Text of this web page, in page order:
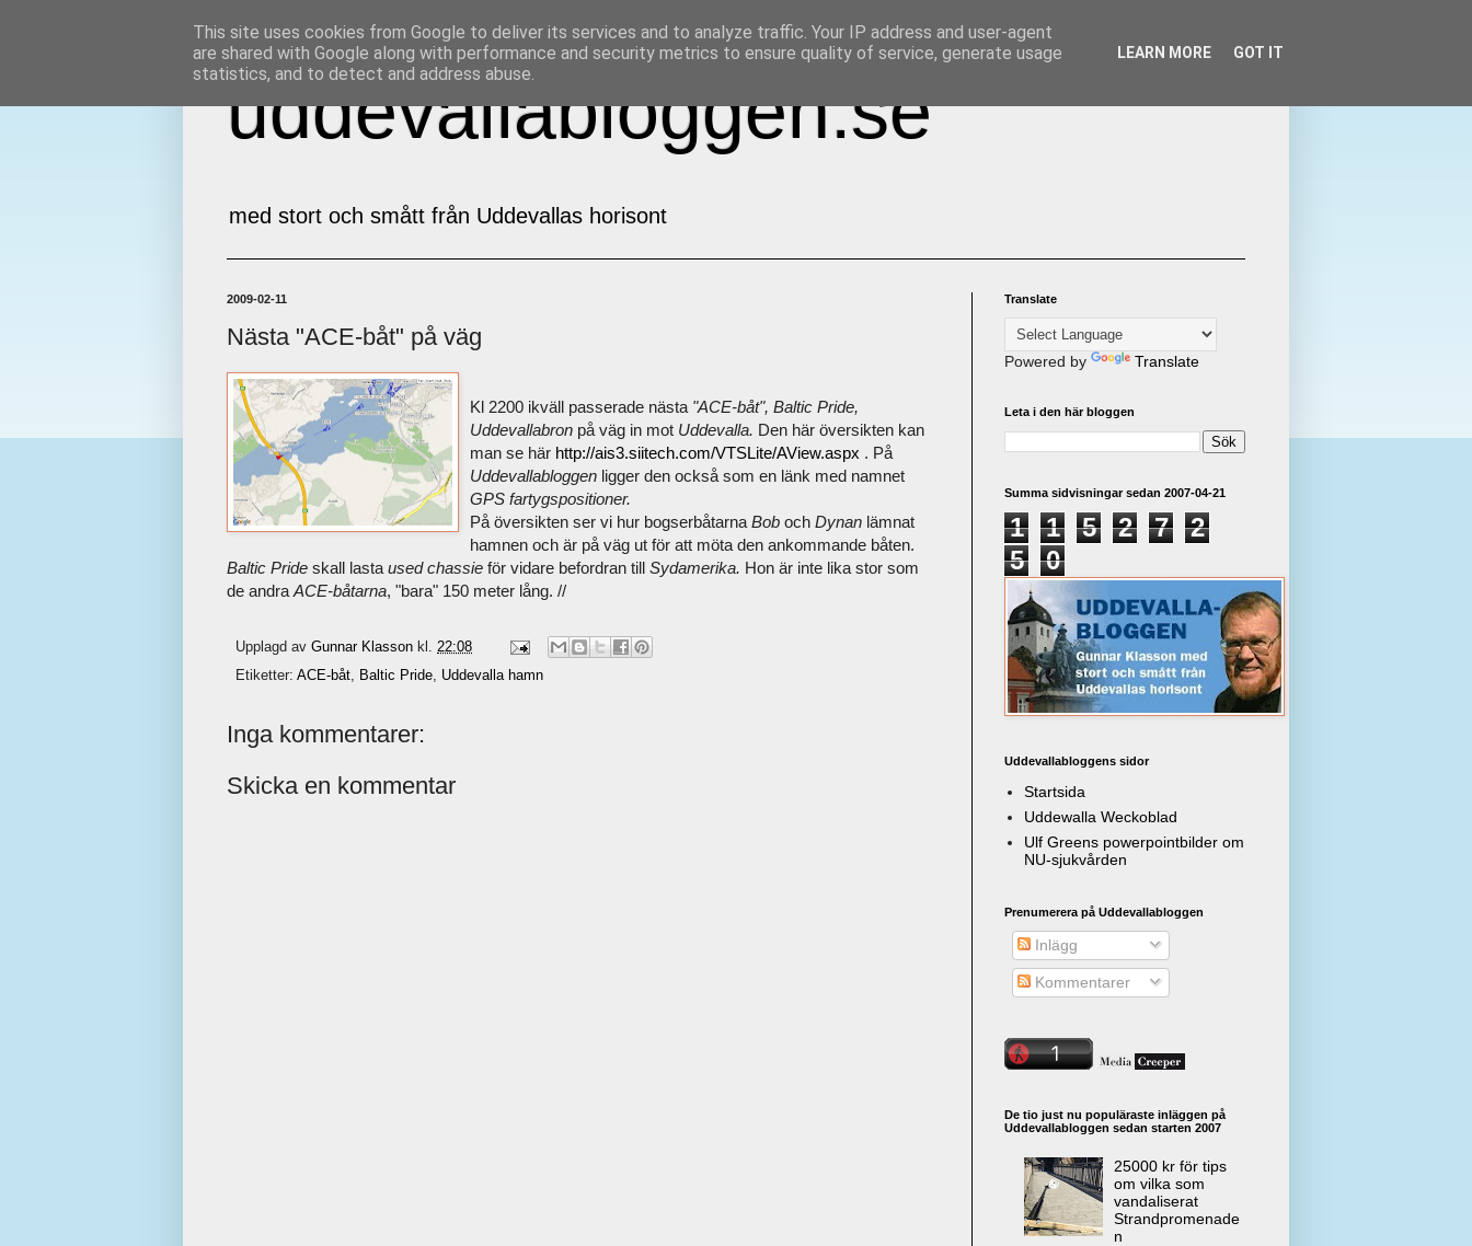
uddevallabloggen.se
med stort och smått från Uddevallas horisont
2009-02-11
Nästa "ACE-båt" på väg
Kl 2200 ikväll passerade nästa "ACE-båt", Baltic Pride,
Uddevallabron på väg in mot Uddevalla. Den här översikten kan
man se här http://ais3.siitech.com/VTSLite/AView.aspx . På
Uddevallabloggen ligger den också som en länk med namnet
GPS fartygspositioner.
På översikten ser vi hur bogserbåtarna Bob och Dynan lämnat
hamnen och är på väg ut för att möta den ankommande båten.
Baltic Pride skall lasta used chassie för vidare befordran till Sydamerika. Hon är inte lika stor som
de andra ACE-båtarna, "bara" 150 meter lång. //
Upplagd av Gunnar Klasson kl. 22:08
Etiketter: ACE-båt, Baltic Pride, Uddevalla hamn
Inga kommentarer:
Skicka en kommentar
Translate
Powered by Translate
Leta i den här bloggen
Summa sidvisningar sedan 2007-04-21
1 1 5 2 7
2
5
0
Uddevallabloggens sidor
Startsida
Uddewalla Weckoblad
Ulf Greens powerpointbilder om
NU-sjukvården
Prenumerera på Uddevallabloggen
Inlägg
Kommentarer
De tio just nu populäraste inläggen på
Uddevallabloggen sedan starten 2007
25000 kr för tips
om vilka som
vandaliserat
Strandpromenade
n
This site uses cookies from Google to deliver its services and to analyze traffic. Your IP address and user-agent
are shared with Google along with performance and security metrics to ensure quality of service, generate usage
statistics, and to detect and address abuse.
LEARN MORE GOT IT